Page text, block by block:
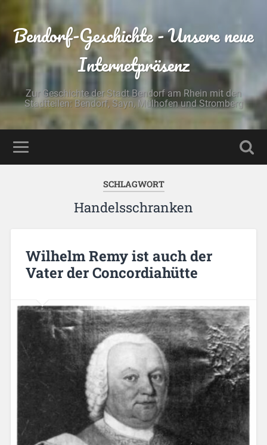
Bendorf-Geschichte - Unsere neue
Internetpräsenz
Zur Geschichte der Stadt Bendorf am Rhein mit den
Stadtteilen: Bendorf, Sayn, Mülhofen und Stromberg
SCHLAGWORT
Handelsschranken
Wilhelm Remy ist auch der
Vater der Concordiahütte